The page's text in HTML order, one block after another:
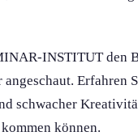
INSTITUT den
Erfahren
schwacher
können.